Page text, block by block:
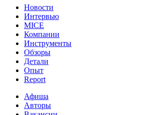
Новости
Интервью
MICE
Компании
Инструменты
Обзоры
Детали
Опыт
Report
Афиша
Авторы